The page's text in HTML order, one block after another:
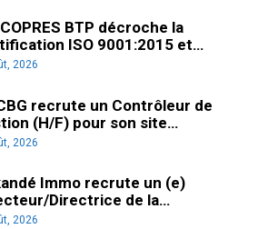
BTP décroche la
ISO 9001:2015 et…
2026
recrute un Contrôleur de
(H/F) pour son site…
2026
Immo recrute un (e)
Directrice de la…
2026